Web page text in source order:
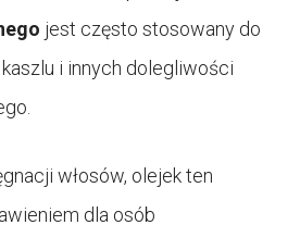
jest często stosowany do
i innych dolegliwości
włosów, olejek ten
dla osób